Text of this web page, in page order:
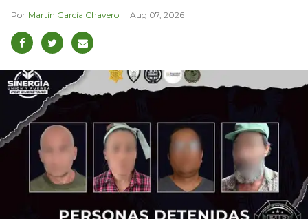
Martín García Chavero Aug 07, 2026